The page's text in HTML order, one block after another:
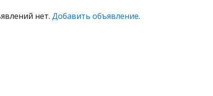
нет. Добавить объявление.